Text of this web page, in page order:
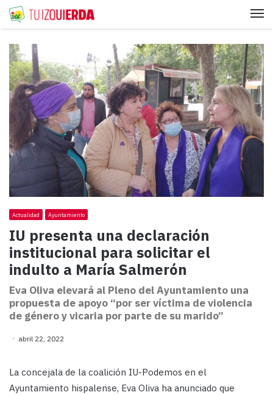
Actualidad Ayuntamiento
IU presenta una declaración
institucional para solicitar el
indulto a María Salmerón
Eva Oliva elevará al Pleno del Ayuntamiento una
propuesta de apoyo “por ser víctima de violencia
de género y vicaria por parte de su marido”
abril 22, 2022
La concejala de la coalición IU-Podemos en el
Ayuntamiento hispalense, Eva Oliva ha anunciado que